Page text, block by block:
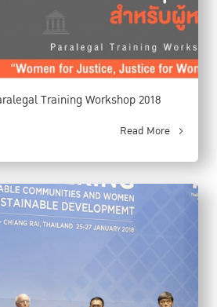
Training Workshop 2018
Read More